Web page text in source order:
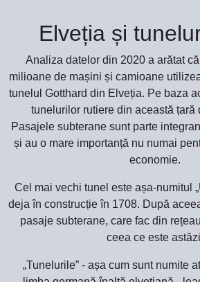
Elveția și
Analiza datelor din 2020 a arătat
milioane de mașini și camioane
tunelul Gotthard din Elveția. Pe baza
tunelurilor rutiere din această țară
Pasajele subterane sunt parte
și au o mare importanță nu numai
economie.
Cel mai vechi tunel este așa-numitul
deja în construcție în 1708. După
pasaje subterane, care fac din
ceea ce este
„Tunelurile” - așa cum sunt numite